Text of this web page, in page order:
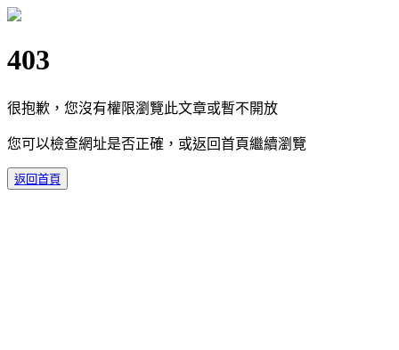
403
很抱歉，您沒有權限瀏覽此文章或暫不開放
您可以檢查網址是否正確，或返回首頁繼續瀏覽
返回首頁